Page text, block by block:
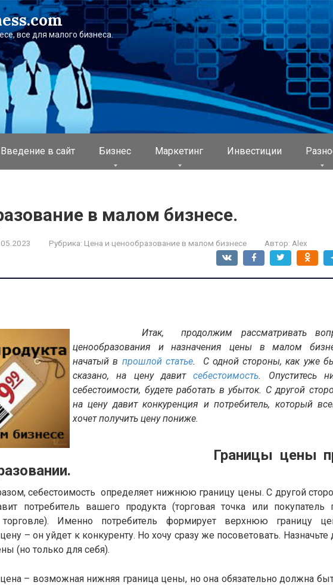
все для малого бизнеса.
Введение в сайт Бизнес Маркетинг Инвестиции
в малом бизнесе.
Рубрика: Цена и ценообразование в малом бизнесе Автор: Alex
Итак, продолжим рассматривать
ценообразования и назначения цены в малом
начатый в прошлой статье. С одной стороны, как уже
сказано, на цену давитсебестоимость. Опуститесь
себестоимости, будете работать в убыток. С другой
на цену давит конкуренция и потребитель, который
хочет получить цену пониже.
Границы цены
себестоимость определяет нижнюю границу цены. С другой
потребитель вашего продукта (торговая точка или покупатель
торговле). Именно потребитель формирует верхнюю границу
– он уйдет к конкуренту. Но хочу сразу же посоветовать. Назначьте
(но только для себя).
– возможная нижняя граница цены, но она обязательно должна